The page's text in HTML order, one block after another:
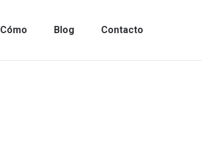
Cómo Blog Contacto